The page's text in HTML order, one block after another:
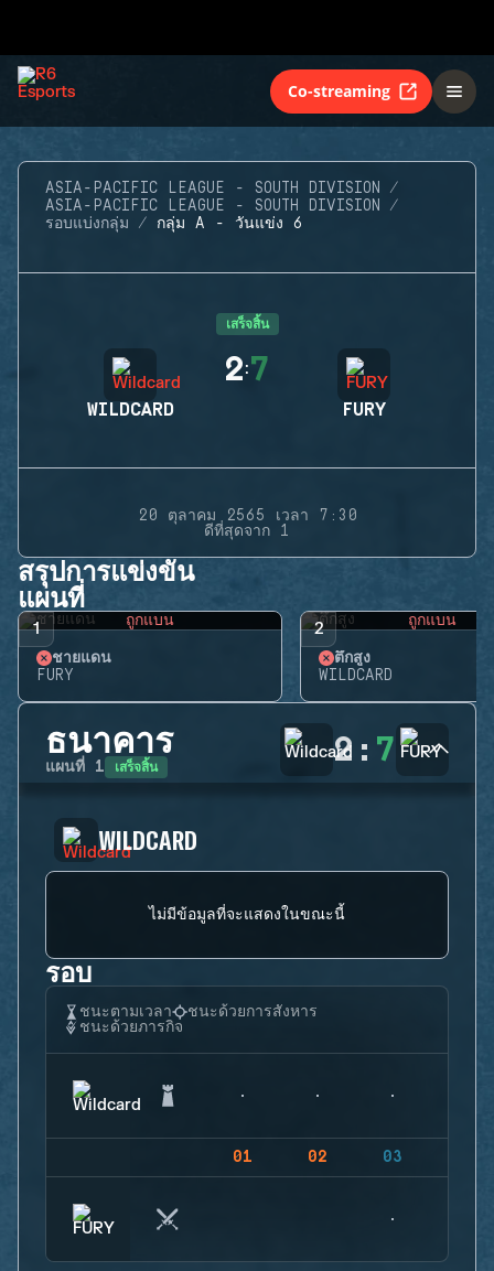
Co-streaming
ASIA-PACIFIC LEAGUE - SOUTH DIVISION
ASIA-PACIFIC LEAGUE - SOUTH DIVISION
รอบแบ่งกลุ่ม
กลุ่ม A - วันแข่ง 6
เสร็จสิ้น
WILDCARD
2:7
FURY
20 ตุลาคม 2565 เวลา 7:30
ดีที่สุดจาก 1
สรุปการแข่งขัน
แผนที่
1 ถูกแบน
ชายแดน
FURY
2 ถูกแบน
ตึกสูง
WILDCARD
ธนาคาร
แผนที่ 1 เสร็จสิ้น 2 : 7
WILDCARD
ไม่มีข้อมูลที่จะแสดงในขณะนี้
รอบ
ชนะตามเวลา
ชนะด้วยการสังหาร
ชนะด้วยภารกิจ
01 02 03